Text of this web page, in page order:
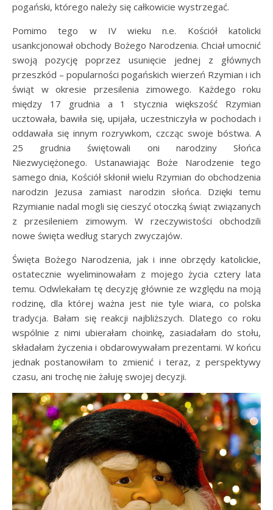
pogański, którego należy się całkowicie wystrzegać.
Pomimo tego w IV wieku n.e. Kościół katolicki
usankcjonował obchody Bożego Narodzenia. Chciał umocnić
swoją pozycję poprzez usunięcie jednej z głównych
przeszkód – popularności pogańskich wierzeń Rzymian i ich
świąt w okresie przesilenia zimowego. Każdego roku
między 17 grudnia a 1 stycznia większość Rzymian
ucztowała, bawiła się, upijała, uczestniczyła w pochodach i
oddawała się innym rozrywkom, czcząc swoje bóstwa. A
25 grudnia świętowali oni narodziny Słońca
Niezwyciężonego. Ustanawiając Boże Narodzenie tego
samego dnia, Kościół skłonił wielu Rzymian do obchodzenia
narodzin Jezusa zamiast narodzin słońca. Dzięki temu
Rzymianie nadal mogli się cieszyć otoczką świąt związanych
z przesileniem zimowym. W rzeczywistości obchodzili
nowe święta według starych zwyczajów.
Święta Bożego Narodzenia, jak i inne obrzędy katolickie,
ostatecznie wyeliminowałam z mojego życia cztery lata
temu. Odwlekałam tę decyzję głównie ze względu na moją
rodzinę, dla której ważna jest nie tyle wiara, co polska
tradycja. Bałam się reakcji najbliższych. Dlatego co roku
wspólnie z nimi ubierałam choinkę, zasiadałam do stołu,
składałam życzenia i obdarowywałam prezentami. W końcu
jednak postanowiłam to zmienić i teraz, z perspektywy
czasu, ani trochę nie żałuję swojej decyzji.